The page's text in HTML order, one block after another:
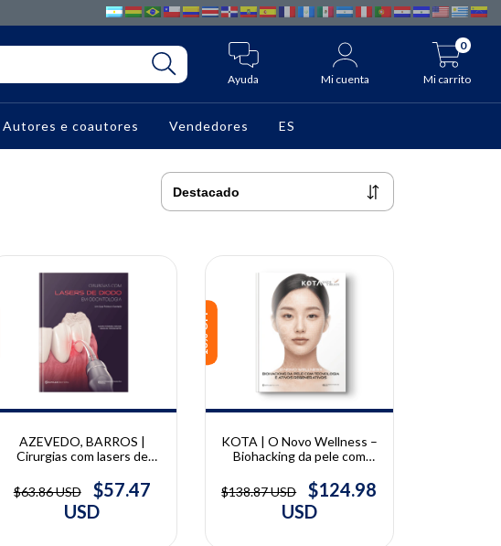
Ayuda Mi cuenta Mi carrito
0
Autores e coautores Vendedores ES
AZEVEDO, BARROS |
Cirurgias com lasers de
Luciane Hiramatsu
Azevedo, Juliana de
Almeida Barros
$63.86 USD
$57.47
USD
10% OFF
KOTA | O Novo Wellness –
Biohacking da pele com
regenerativos
$138.87 USD
$124.98
USD